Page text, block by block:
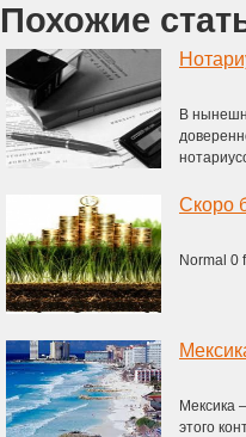
Похожие
В
Normal 0
Мексика
этого